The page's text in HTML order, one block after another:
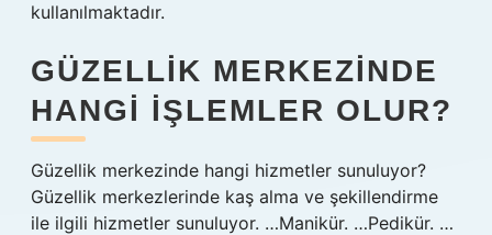
kullanılmaktadır.
GÜZELLIK MERKEZINDE
HANGI IŞLEMLER OLUR?
Güzellik merkezinde hangi hizmetler sunuluyor?
Güzellik merkezlerinde kaş alma ve şekillendirme
ile ilgili hizmetler sunuluyor. …Manikür. …Pedikür. …